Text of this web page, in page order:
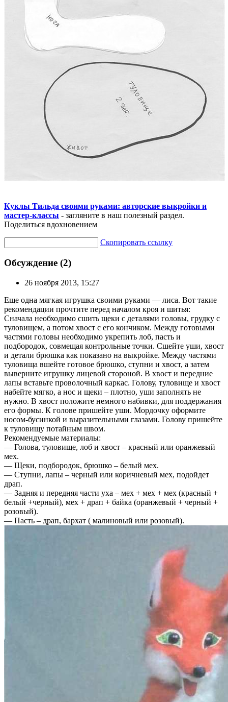
Куклы Тильда своими руками: авторские выкройки и
мастер-классы - загляните в наш полезный раздел.
Поделиться вдохновением
Скопировать ссылку
Обсуждение (2)
26 ноября 2013, 15:27
Еще одна мягкая игрушка своими руками — лиса. Вот такие
рекомендации прочтите перед началом кроя и шитья:
Сначала необходимо сшить щеки с деталями головы, грудку с
туловищем, а потом хвост с его кончиком. Между готовыми
частями головы необходимо укрепить лоб, пасть и
подбородок, совмещая контрольные точки. Сшейте уши, хвост
и детали брюшка как показано на выкройке. Между частями
туловища вшейте готовое брюшко, ступни и хвост, а затем
выверните игрушку лицевой стороной. В хвост и передние
лапы вставьте проволочный каркас. Голову, туловище и хвост
набейте мягко, а нос и щеки – плотно, уши заполнять не
нужно. В хвост положите немного набивки, для поддержания
его формы. К голове пришейте уши. Мордочку оформите
носом-бусинкой и выразительными глазами. Голову пришейте
к туловищу потайным швом.
Рекомендуемые материалы:
— Голова, туловище, лоб и хвост – красный или оранжевый
мех.
— Щеки, подбородок, брюшко – белый мех.
— Ступни, лапы – черный или коричневый мех, подойдет
драп.
— Задняя и передняя части уха – мех + мех + мех (красный +
белый +черный), мех + драп + байка (оранжевый + черный +
розовый).
— Пасть – драп, бархат ( малиновый или розовый).